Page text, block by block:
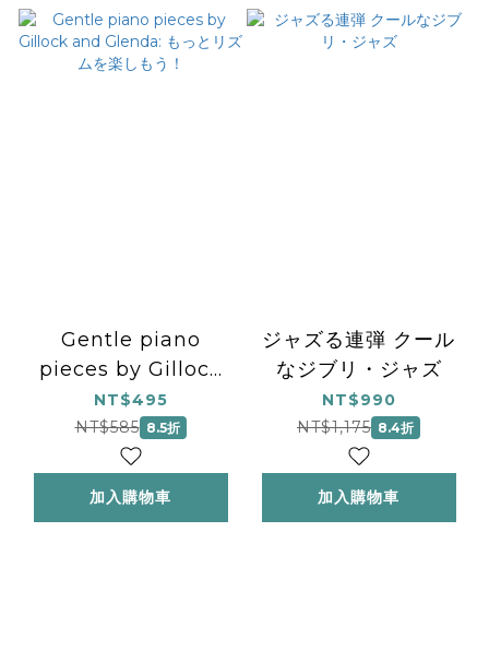
Gentle piano
pieces by Gillock
and Glenda: もっと
リズムを楽しもう！
NT$495
NT$585 8.5折
加入購物車
ジャズる連弾 クール
なジブリ・ジャズ
NT$990
NT$1,175 8.4折
加入購物車